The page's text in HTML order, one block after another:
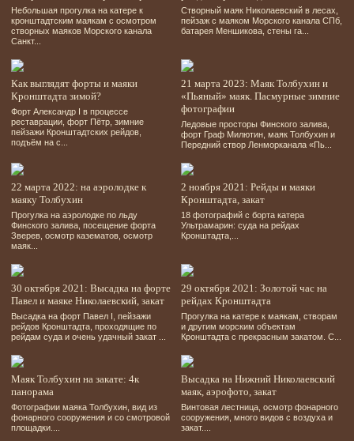
Небольшая прогулка на катере к
кронштадтским маякам с осмотром
створных маяков Морского канала
Санкт...
Створный маяк Николаевский в лесах,
пейзаж с маяком Морского канала СПб,
батарея Меншикова, стены га...
Как выглядят форты и маяки
Кронштадта зимой?
Форт Александр І в процессе
реставрации, форт Пётр, зимние
пейзажи Кронштадтских рейдов,
подъём на с...
21 марта 2023: Маяк Толбухин и
«Пьяный» маяк. Пасмурные зимние
фотографии
Ледовые просторы Финского залива,
форт Граф Милютин, маяк Толбухин и
Передний створ Ленморканала «Пь...
22 марта 2022: на аэролодке к
маяку Толбухин
Прогулка на аэролодке по льду
Финского залива, посещение форта
Зверев, осмотр казематов, осмотр
маяк...
2 ноября 2021: Рейды и маяки
Кронштадта, закат
18 фотографий с борта катера
Ультрамарин: суда на рейдах
Кронштадта,...
30 октября 2021: Высадка на форте
Павел и маяке Николаевский, закат
Высадка на форт Павел І, пейзажи
рейдов Кронштадта, проходящие по
рейдам суда и очень удачный закат ...
29 октября 2021: Золотой час на
рейдах Кронштадта
Прогулка на катере к маякам, створам
и другим морским объектам
Кронштадта с прекрасным закатом. С...
Маяк Толбухин на закате: 4к
панорама
Фотографии маяка Толбухин, вид из
фонарного сооружения и со смотровой
площадки....
Высадка на Нижний Николаевский
маяк, аэрофото, закат
Винтовая лестница, осмотр фонарного
сооружения, много видов с воздуха и
закат....